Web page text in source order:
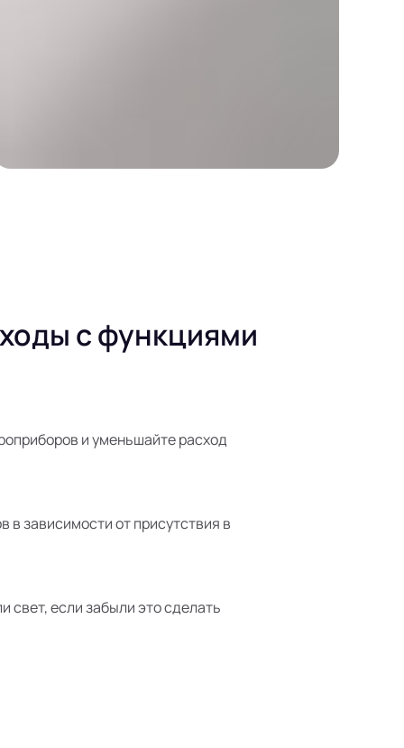
с функциями
и уменьшайте расход
в зависимости от присутствия в
свет, если забыли это сделать